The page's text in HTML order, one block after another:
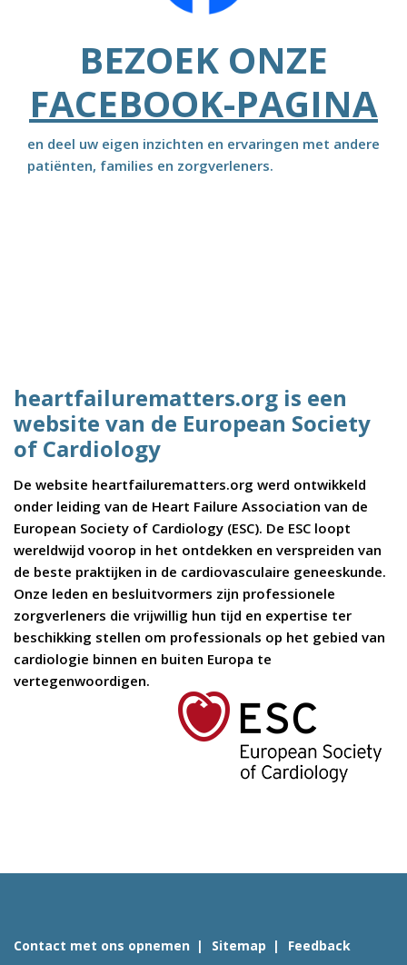
BEZOEK ONZE
FACEBOOK-PAGINA
en deel uw eigen inzichten en ervaringen met andere
patiënten, families en zorgverleners.
heartfailurematters.org is een
website van de European Society
of Cardiology
De website heartfailurematters.org werd ontwikkeld
onder leiding van de Heart Failure Association van de
European Society of Cardiology (ESC). De ESC loopt
wereldwijd voorop in het ontdekken en verspreiden van
de beste praktijken in de cardiovasculaire geneeskunde.
Onze leden en besluitvormers zijn professionele
zorgverleners die vrijwillig hun tijd en expertise ter
beschikking stellen om professionals op het gebied van
cardiologie binnen en buiten Europa te
vertegenwoordigen.
Contact met ons opnemen Sitemap Feedback